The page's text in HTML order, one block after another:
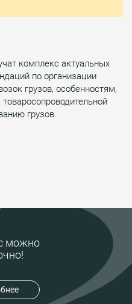
можно
комплекс актуальных
по организации
грузов, особенностям,
грузов.